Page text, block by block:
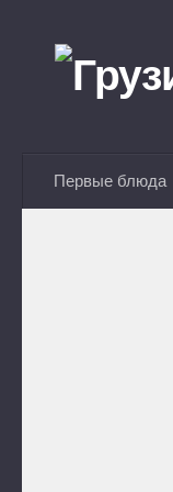
Первые блюда